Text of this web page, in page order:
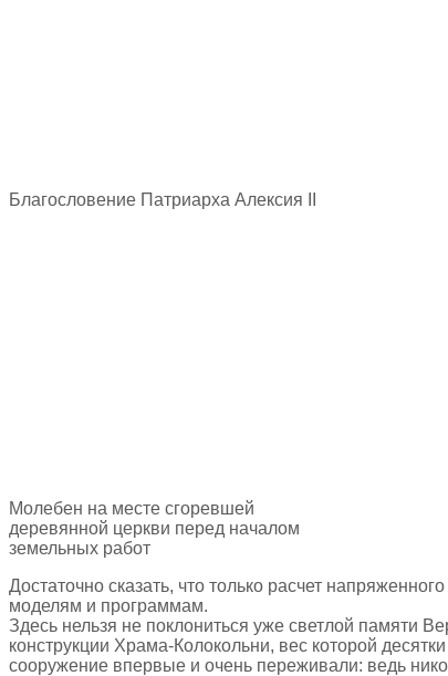
Благословение Патриарха Алексия II
Молебен на месте сгоревшей
деревянной церкви перед началом
земельных работ
Достаточно сказать, что только расчет
моделям и программам.
Здесь нельзя не поклониться уже светлой памяти
конструкции Храма-Колокольни, вес которой
сооружение впервые и очень переживали: ведь